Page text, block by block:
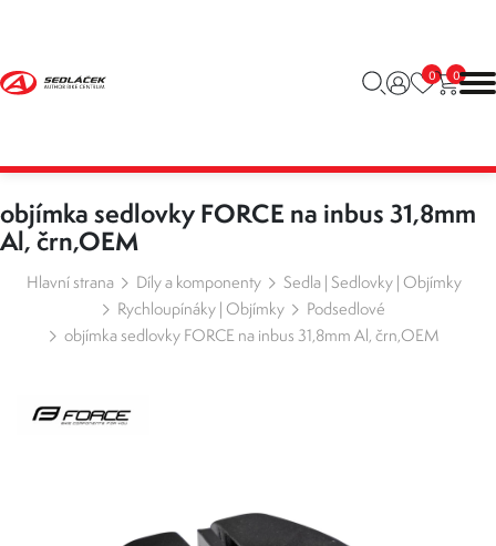
0 0
objímka sedlovky FORCE na inbus 31,8mm
Al, črn,OEM
Hlavní strana Díly a komponenty
Sedla | Sedlovky | Objímky
Rychloupínáky | Objímky
Podsedlové
objímka sedlovky FORCE na inbus 31,8mm Al, črn,OEM